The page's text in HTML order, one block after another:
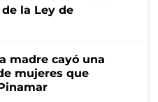
la Ley de
madre cayó una
mujeres que